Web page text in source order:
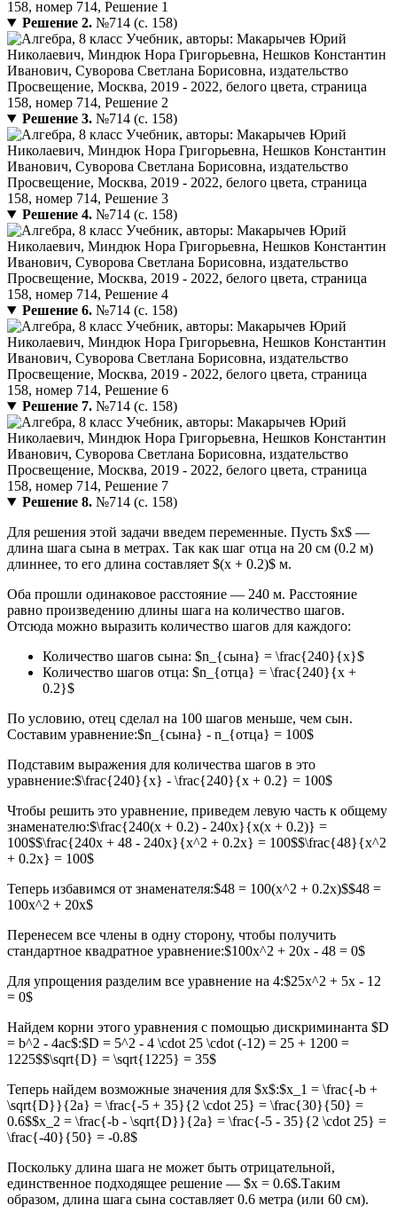
Решение 2.№714 (с. 158)
Решение 3.№714 (с. 158)
Решение 4.№714 (с. 158)
Решение 6.№714 (с. 158)
Решение 7.№714 (с. 158)
Решение 8.№714 (с. 158)
Для решения этой задачи введем переменные. Пусть $x$ —
длина шага сына в метрах. Так как шаг отца на 20 см (0.2 м)
длиннее, то его длина составляет $(x + 0.2)$ м.
Оба прошли одинаковое расстояние — 240 м. Расстояние
равно произведению длины шага на количество шагов.
Отсюда можно выразить количество шагов для каждого:
Количество шагов сына: $n_{сына} = \frac{240}{x}$
Количество шагов отца: $n_{отца} = \frac{240}{x +
0.2}$
По условию, отец сделал на 100 шагов меньше, чем сын.
Составим уравнение:$n_{сына} - n_{отца} = 100$
Подставим выражения для количества шагов в это
уравнение:$\frac{240}{x} - \frac{240}{x + 0.2} = 100$
Чтобы решить это уравнение, приведем левую часть к общему
знаменателю:$\frac{240(x + 0.2) - 240x}{x(x + 0.2)} =
100$$\frac{240x + 48 - 240x}{x^2 + 0.2x} = 100$$\frac{48}{x^2
+ 0.2x} = 100$
Теперь избавимся от знаменателя:$48 = 100(x^2 + 0.2x)$$48 =
100x^2 + 20x$
Перенесем все члены в одну сторону, чтобы получить
стандартное квадратное уравнение:$100x^2 + 20x - 48 = 0$
Для упрощения разделим все уравнение на 4:$25x^2 + 5x - 12
= 0$
Найдем корни этого уравнения с помощью дискриминанта $D
= b^2 - 4ac$:$D = 5^2 - 4 \cdot 25 \cdot (-12) = 25 + 1200 =
1225$$\sqrt{D} = \sqrt{1225} = 35$
Теперь найдем возможные значения для $x$:$x_1 = \frac{-b +
\sqrt{D}}{2a} = \frac{-5 + 35}{2 \cdot 25} = \frac{30}{50} =
0.6$$x_2 = \frac{-b - \sqrt{D}}{2a} = \frac{-5 - 35}{2 \cdot 25} =
\frac{-40}{50} = -0.8$
Поскольку длина шага не может быть отрицательной,
единственное подходящее решение — $x = 0.6$.Таким
образом, длина шага сына составляет 0.6 метра (или 60 см).